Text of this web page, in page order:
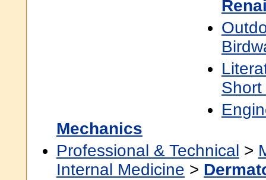
Mechanics
Professional & Technical >
Internal Medicine >